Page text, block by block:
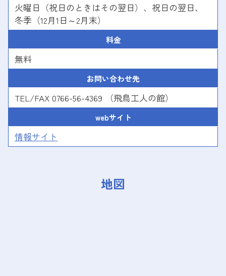
火曜日（祝日のときはその翌日）、祝日の翌日、
冬季（12月1日～2月末）
料金
無料
お問い合わせ先
TEL/FAX 0766-56-4369 （飛鳥工人の館）
webサイト
情報サイト
地図